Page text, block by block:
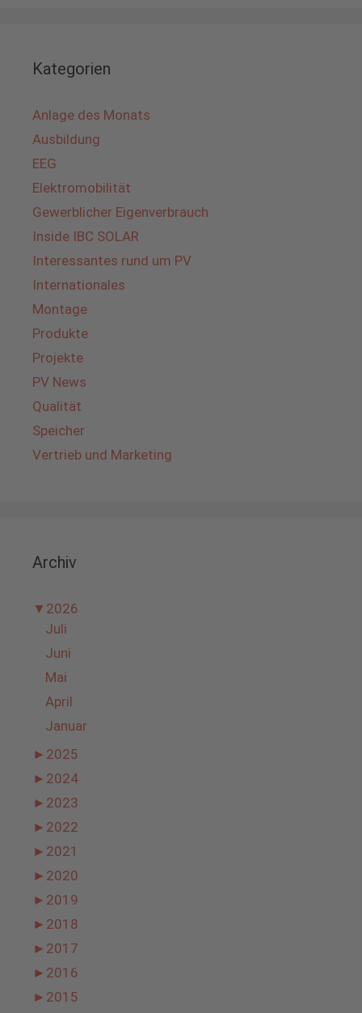
Kategorien
Anlage des Monats
Ausbildung
EEG
Elektromobilität
Gewerblicher Eigenverbrauch
Inside IBC SOLAR
Interessantes rund um PV
Internationales
Montage
Produkte
Projekte
PV News
Qualität
Speicher
Vertrieb und Marketing
Archiv
▼ 2026
Juli
Juni
Mai
April
Januar
► 2025
► 2024
► 2023
► 2022
► 2021
► 2020
► 2019
► 2018
► 2017
► 2016
► 2015